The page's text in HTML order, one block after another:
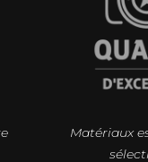
Matériaux